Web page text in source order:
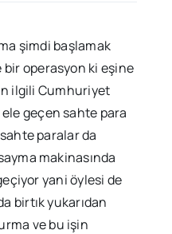
şimdi başlamak
operasyon ki eşine
ilgili Cumhuriyet
ele geçen sahte para
paralar da
makinasında
yani öylesi de
birtık yukarıdan
ve bu işin